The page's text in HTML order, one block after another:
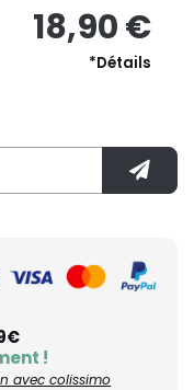
18,90 €
*Détails
!
avec colissimo